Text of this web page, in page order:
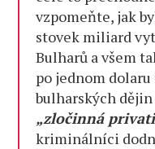
vzpomeňte, jak
stovek miliard
Bulharů a všem
po jednom dolaru
bulharských
„zločinná
kriminálníci